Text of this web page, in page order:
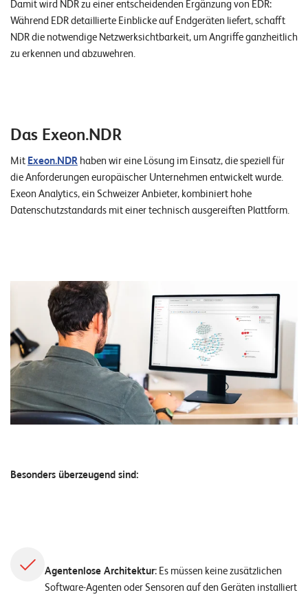
E
R
e
S
t
i
o
n
Damit wird NDR zu einer entscheidenden Ergänzung von EDR:
Während EDR detaillierte Einblicke auf Endgeräten liefert, schafft
NDR die notwendige Netzwerksichtbarkeit, um Angriffe ganzheitlich
zu erkennen und abzuwehren.
Das Exeon.NDR
Mit Exeon.NDR haben wir eine Lösung im Einsatz, die speziell für
die Anforderungen europäischer Unternehmen entwickelt wurde.
Exeon Analytics, ein Schweizer Anbieter, kombiniert hohe
Datenschutzstandards mit einer technisch ausgereiften Plattform.
Besonders überzeugend sind:
Agentenlose Architektur: Es müssen keine zusätzlichen
Software-Agenten oder Sensoren auf den Geräten installiert